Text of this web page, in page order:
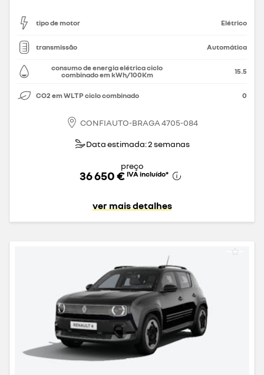
tipo de motor Elétrico
transmissão Automática
consumo de energia elétrica ciclo
combinado em kWh/100Km
15.5
CO2 em WLTP ciclo combinado 0
CONFIAUTO-BRAGA 4705-084
Data estimada: 2 semanas
preço
36 650 € IVA incluído*
ver mais detalhes